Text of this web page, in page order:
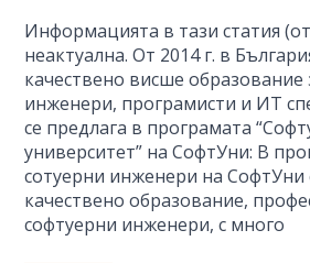
Информацията в тази статия (от
неактуална. От 2014 г. в
качествено висше образование
инженери, програмисти и ИТ
се предлага в програмата
университет” на СофтУни: В
сотуерни инженери на СофтУни
качествено образование,
софтуерни инженери, с много